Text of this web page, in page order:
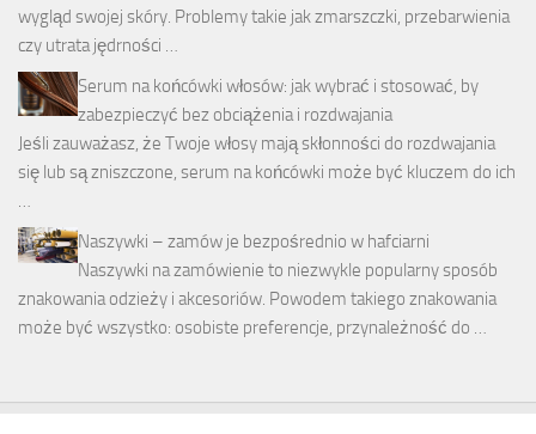
wygląd swojej skóry. Problemy takie jak zmarszczki, przebarwienia
czy utrata jędrności …
Serum na końcówki włosów: jak wybrać i stosować, by
zabezpieczyć bez obciążenia i rozdwajania
Jeśli zauważasz, że Twoje włosy mają skłonności do rozdwajania
się lub są zniszczone, serum na końcówki może być kluczem do ich
…
Naszywki – zamów je bezpośrednio w hafciarni
Naszywki na zamówienie to niezwykle popularny sposób
znakowania odzieży i akcesoriów. Powodem takiego znakowania
może być wszystko: osobiste preferencje, przynależność do …